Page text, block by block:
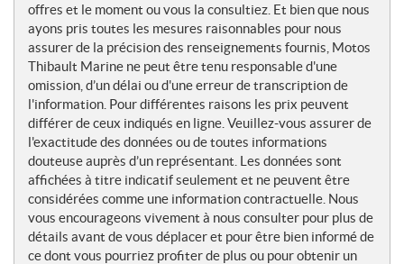
offres et le moment ou vous la consultiez. Et bien que nous
ayons pris toutes les mesures raisonnables pour nous
assurer de la précision des renseignements fournis, Motos
Thibault Marine ne peut être tenu responsable d'une
omission, d’un délai ou d'une erreur de transcription de
l'information. Pour différentes raisons les prix peuvent
différer de ceux indiqués en ligne. Veuillez-vous assurer de
l'exactitude des données ou de toutes informations
douteuse auprès d’un représentant. Les données sont
affichées à titre indicatif seulement et ne peuvent être
considérées comme une information contractuelle. Nous
vous encourageons vivement à nous consulter pour plus de
détails avant de vous déplacer et pour être bien informé de
ce dont vous pourriez profiter de plus ou pour obtenir un